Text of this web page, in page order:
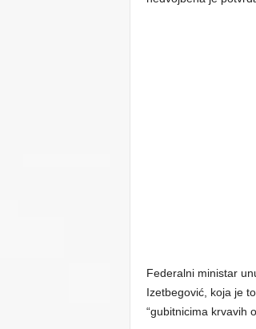
Federalni ministar
Izetbegović, koja je
“gubitnicima krvavih